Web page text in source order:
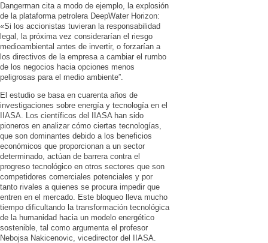
Dangerman cita a modo de ejemplo, la explosión
de la plataforma petrolera DeepWater Horizon:
«Si los accionistas tuvieran la responsabilidad
legal, la próxima vez considerarían el riesgo
medioambiental antes de invertir, o forzarían a
los directivos de la empresa a cambiar el rumbo
de los negocios hacia opciones menos
peligrosas para el medio ambiente”.
El estudio se basa en cuarenta años de
investigaciones sobre energía y tecnología en el
IIASA. Los científicos del IIASA han sido
pioneros en analizar cómo ciertas tecnologías,
que son dominantes debido a los beneficios
económicos que proporcionan a un sector
determinado, actúan de barrera contra el
progreso tecnológico en otros sectores que son
competidores comerciales potenciales y por
tanto rivales a quienes se procura impedir que
entren en el mercado. Este bloqueo lleva mucho
tiempo dificultando la transformación tecnológica
de la humanidad hacia un modelo energético
sostenible, tal como argumenta el profesor
Nebojsa Nakicenovic, vicedirector del IIASA.